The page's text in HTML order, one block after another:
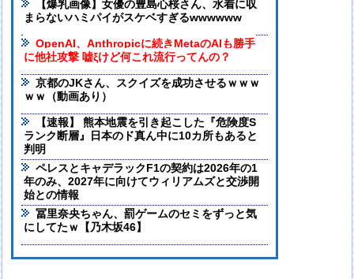
【爆乳画像】女優の豊島心桜さん、水着に収
まらないハミパイがスケベすぎるwwwwww
OpenAI、Anthropicに続きMetaのAIも勝手
に他社攻撃 嘘ξけど何これ流行ってんの？
京都のJKさん、スクイズを成功させるｗｗｗ
ｗｗ（動画あり）
【速報】 熊本地震を引き起こした『危険度S
ランク断層』日本のド真ん中に10カ所もあると
判明
ペレスとキャデラックF1の契約は2026年の1
年のみ、2027年に向けてウィリアムズと交渉開
始との情報
冨里奈央ちゃん、罰ゲームのセミをずっと気
にしてたｗ【乃木坂46】